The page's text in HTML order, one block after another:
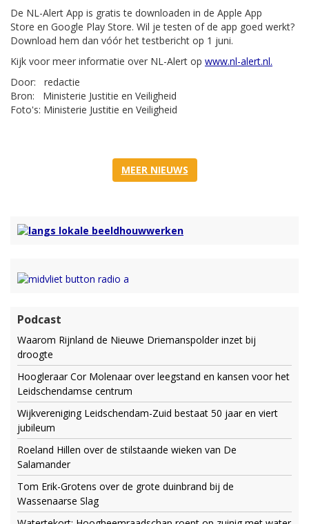
De NL-Alert App is gratis te downloaden in de Apple App
Store en Google Play Store. Wil je testen of de app goed werkt?
Download hem dan vóór het testbericht op 1 juni.
Kijk voor meer informatie over NL-Alert op www.nl-alert.nl.
Door: redactie
Bron: Ministerie Justitie en Veiligheid
Foto's: Ministerie Justitie en Veiligheid
MEER NIEUWS
Podcast
Waarom Rijnland de Nieuwe Driemanspolder inzet bij
droogte
Hoogleraar Cor Molenaar over leegstand en kansen voor het
Leidschendamse centrum
Wijkvereniging Leidschendam-Zuid bestaat 50 jaar en viert
jubileum
Roeland Hillen over de stilstaande wieken van De
Salamander
Tom Erik-Grotens over de grote duinbrand bij de
Wassenaarse Slag